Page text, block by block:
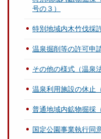
号の３）
特別地域内木竹伐採
温泉掘削等の許可申
その他の様式（温泉
温泉利用施設の休止
普通地域内鉱物掘採
国定公園事業執行同